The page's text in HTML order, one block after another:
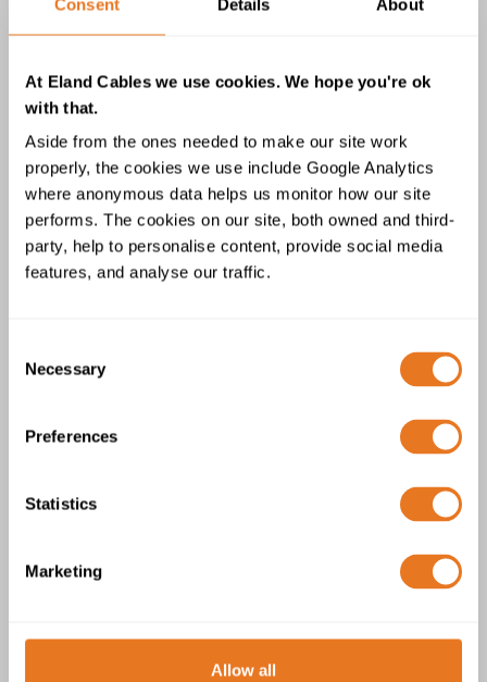
Consent Details About
At Eland Cables we use cookies. We hope you're ok
with that.
Aside from the ones needed to make our site work
properly, the cookies we use include Google Analytics
where anonymous data helps us monitor how our site
performs. The cookies on our site, both owned and third-
party, help to personalise content, provide social media
features, and analyse our traffic.
Selection
Necessary
Preferences
Statistics
Marketing
Allow all
(12) kV
Câble N2XS(FL)2Y XLPE PE - 12/20
(24) kV
Câble NA2XS(F)H 12/20kV